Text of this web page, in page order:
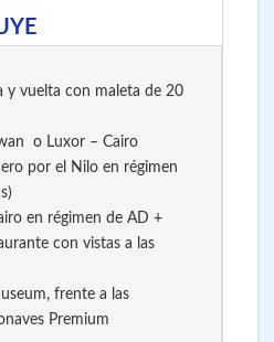
y vuelta con maleta de 20
o Luxor – Cairo
por el Nilo en régimen
en régimen de AD +
con vistas a las
frente a las
Premium